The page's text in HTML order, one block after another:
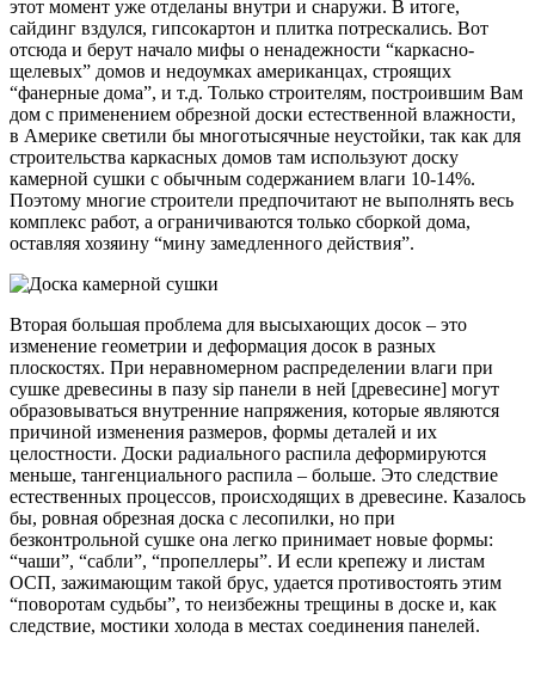
этот момент уже отделаны внутри и снаружи. В итоге,
сайдинг вздулся, гипсокартон и плитка потрескались. Вот
отсюда и берут начало мифы о ненадежности “каркасно-
щелевых” домов и недоумках американцах, строящих
“фанерные дома”, и т.д. Только строителям, построившим Вам
дом с применением обрезной доски естественной влажности,
в Америке светили бы многотысячные неустойки, так как для
строительства каркасных домов там используют доску
камерной сушки с обычным содержанием влаги 10-14%.
Поэтому многие строители предпочитают не выполнять весь
комплекс работ, а ограничиваются только сборкой дома,
оставляя хозяину “мину замедленного действия”.
Вторая большая проблема для высыхающих досок – это
изменение геометрии и деформация досок в разных
плоскостях. При неравномерном распределении влаги при
сушке древесины в пазу sip панели в ней [древесине] могут
образовываться внутренние напряжения, которые являются
причиной изменения размеров, формы деталей и их
целостности. Доски радиального распила деформируются
меньше, тангенциального распила – больше. Это следствие
естественных процессов, происходящих в древесине. Казалось
бы, ровная обрезная доска с лесопилки, но при
безконтрольной сушке она легко принимает новые формы:
“чаши”, “сабли”, “пропеллеры”. И если крепежу и листам
ОСП, зажимающим такой брус, удается противостоять этим
“поворотам судьбы”, то неизбежны трещины в доске и, как
следствие, мостики холода в местах соединения панелей.